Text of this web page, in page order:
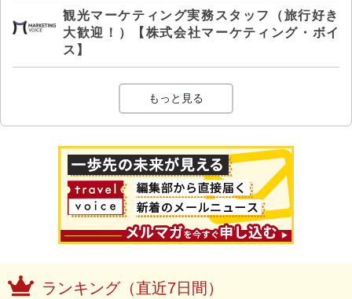
観光マーケティング実務スタッフ（旅行好き
大歓迎！）【株式会社マーケティング・ボイ
ス】
もっと見る
ランキング（直近7日間）